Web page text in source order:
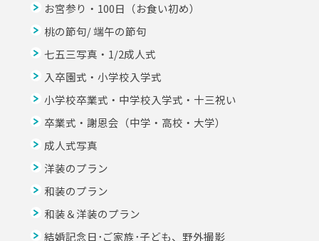
お宮参り・100日（お食い初め）
桃の節句/ 端午の節句
七五三写真・1/2成人式
入卒園式・小学校入学式
小学校卒業式・中学校入学式・十三祝い
卒業式・謝恩会（中学・高校・大学）
成人式写真
洋装のプラン
和装のプラン
和装＆洋装のプラン
結婚記念日･ご家族･子ども、野外撮影